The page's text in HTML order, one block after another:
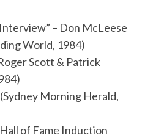
– Don McLeese
World, 1984)
Scott & Patrick
(Sydney Morning Herald,
of Fame Induction